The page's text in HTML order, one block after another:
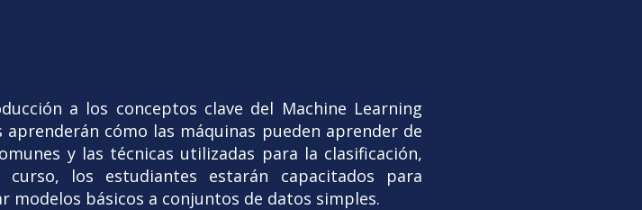
a los conceptos clave del Machine Learning
cómo las máquinas pueden aprender de
y las técnicas utilizadas para la clasificación,
los estudiantes estarán capacitados para
básicos a conjuntos de datos simples.